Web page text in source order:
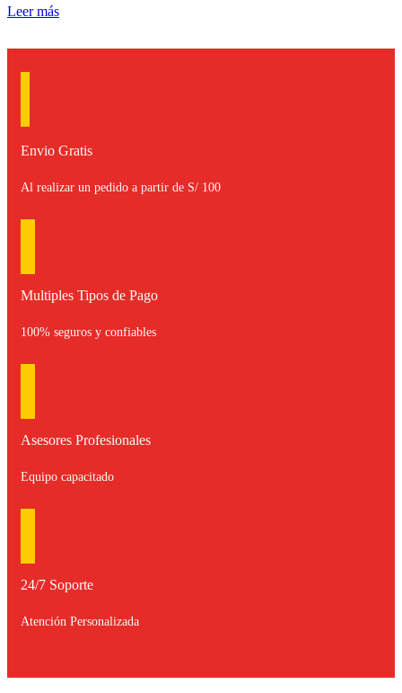
Leer más
Envio Gratis
Al realizar un pedido a partir de S/ 100
Multiples Tipos de Pago
100% seguros y confiables
Asesores Profesionales
Equipo capacitado
24/7 Soporte
Atención Personalizada